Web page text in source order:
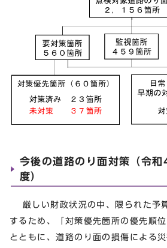
今後の道路のり面対策（令
度）
厳しい財政状況の中、限られた予
するため、「対策優先箇所の優先順
とともに、道路のり面の損傷による